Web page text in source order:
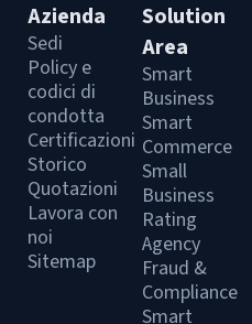
Azienda
Sedi
Policy e
codici di
condotta
Certificazioni
Storico
Quotazioni
Lavora con
noi
Sitemap
Solution
Area
Smart
Business
Smart
Commerce
Small
Business
Rating
Agency
Fraud &
Compliance
Smart